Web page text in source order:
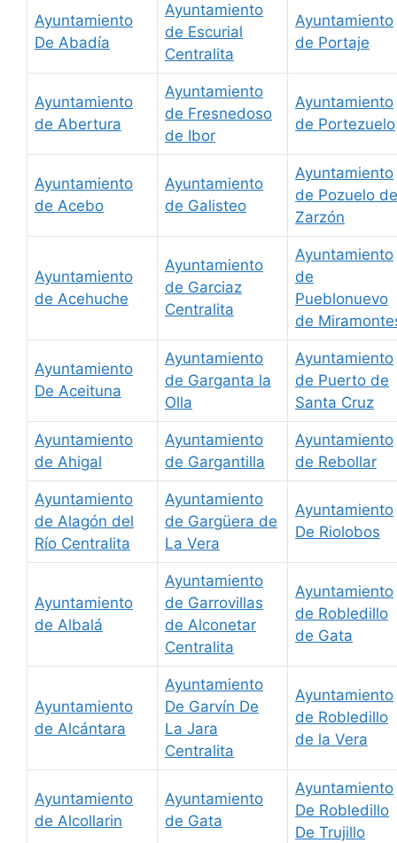
Ayuntamiento
De Abadía
Ayuntamiento
de Escurial
Centralita
Ayuntamiento
de Portaje
Ayuntamiento
de Abertura
Ayuntamiento
de Fresnedoso
de Ibor
Ayuntamiento
de Portezuelo
Ayuntamiento
de Acebo
Ayuntamiento
de Galisteo
Ayuntamiento
de Pozuelo de
Zarzón
Ayuntamiento
de Acehuche
Ayuntamiento
de Garciaz
Centralita
Ayuntamiento
de
Pueblonuevo
de
Ayuntamiento
De Aceituna
Ayuntamiento
de Garganta la
Olla
Ayuntamiento
de Puerto de
Santa Cruz
Ayuntamiento
de Ahigal
Ayuntamiento
de Gargantilla
Ayuntamiento
de Rebollar
Ayuntamiento
de Alagón del
Río Centralita
Ayuntamiento
de Gargüera de
La Vera
Ayuntamiento
De Riolobos
Ayuntamiento
de Albalá
Ayuntamiento
de Garrovillas
de Alconetar
Centralita
Ayuntamiento
de Robledillo
de Gata
Ayuntamiento
de Alcántara
Ayuntamiento
De Garvín De
La Jara
Centralita
Ayuntamiento
de Robledillo
de la Vera
Ayuntamiento
de Alcollarin
Ayuntamiento
de Gata
Ayuntamiento
De Robledillo
De Trujillo